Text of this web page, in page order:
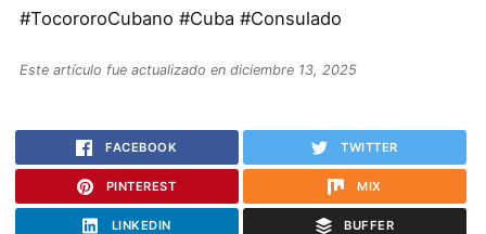
#TocororoCubano #Cuba #Consulado
Este artículo fue actualizado en diciembre 13, 2025
FACEBOOK TWITTER
PINTEREST MIX
LINKEDIN BUFFER